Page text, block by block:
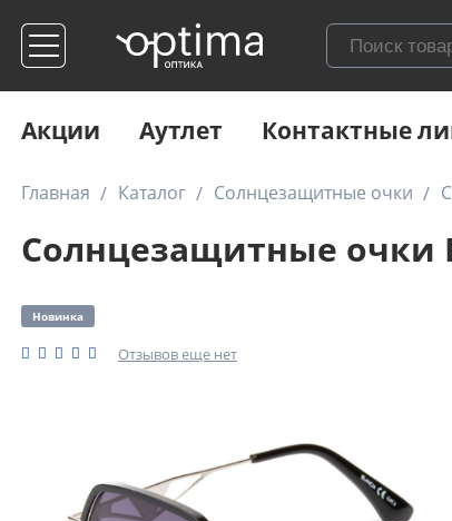
Акции Аутлет Контактные
Главная Каталог Солнцезащитные очки
Солнцезащитные очки
Новинка
Отзывов еще нет